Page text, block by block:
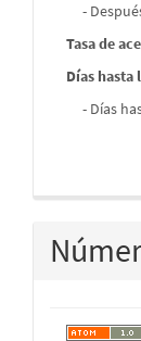
-
Tasa de
Días
- Días